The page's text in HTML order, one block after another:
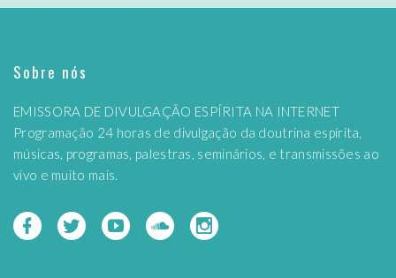
Sobre nós
EMISSORA DE DIVULGAÇÃO ESPÍRITA NA INTERNET
Programação 24 horas de divulgação da doutrina espírita,
músicas, programas, palestras, seminários, e transmissões ao
vivo e muito mais.